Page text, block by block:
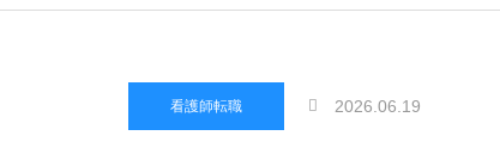
看護師転職 2026.06.19